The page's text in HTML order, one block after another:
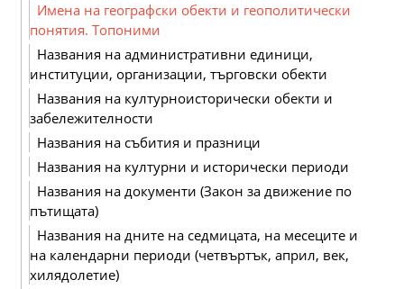
Имена на географски обекти и геополитически
понятия. Топоними
Названия на административни единици,
институции, организации, търговски обекти
Названия на културноисторически обекти и
забележителности
Названия на събития и празници
Названия на културни и исторически периоди
Названия на документи (Закон за движение по
пътищата)
Названия на дните на седмицата, на месеците и
на календарни периоди (четвъртък, април, век,
хилядолетие)